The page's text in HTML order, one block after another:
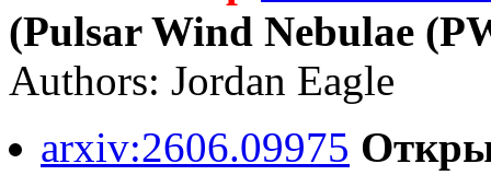
(Pulsar Wind Nebulae
Authors: Jordan Eagle
arxiv:2606.09975